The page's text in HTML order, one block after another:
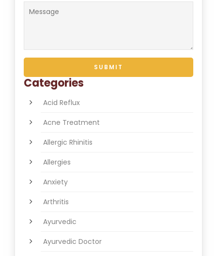
Categories
Acid Reflux
Acne Treatment
Allergic Rhinitis
Allergies
Anxiety
Arthritis
Ayurvedic
Ayurvedic Doctor